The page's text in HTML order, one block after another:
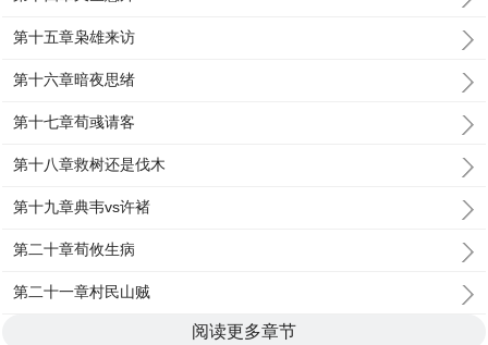
第十五章枭雄来访
第十六章暗夜思绪
第十七章荀彧请客
第十八章救树还是伐木
第十九章典韦vs许褚
第二十章荀攸生病
第二十一章村民山贼
阅读更多章节